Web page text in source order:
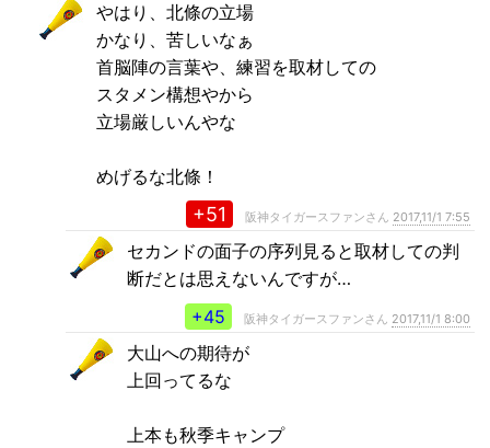
やはり、北條の立場
かなり、苦しいなぁ
首脳陣の言葉や、練習を取材しての
スタメン構想やから
立場厳しいんやな
めげるな北條！
+51 阪神タイガースファンさん 2017,11/1 7:55
セカンドの面子の序列見ると取材しての判
断だとは思えないんですが…
+45
阪神タイガースファンさん 2017,11/1 8:00
大山への期待が
上回ってるな
上本も秋季キャンプ